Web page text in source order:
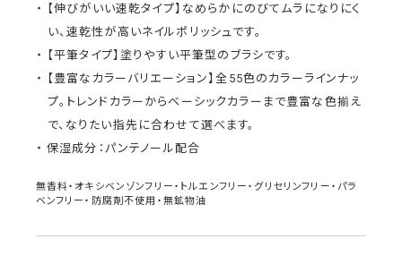
【伸びがいい速乾タイプ】なめらかにのびてムラになりにく
い、速乾性が高いネイルポリッシュです。
【平筆タイプ】塗りやすい平筆型のブラシです。
【豊富なカラーバリエーション】全55色のカラーラインナッ
プ。トレンドカラーからベーシックカラーまで豊富な色揃え
で、なりたい指先に合わせて選べます。
保湿成分：パンテノール配合
無香料・オキシベンゾンフリー・トルエンフリー・グリセリンフリー・パラ
ベンフリー・防腐剤不使用・無鉱物油